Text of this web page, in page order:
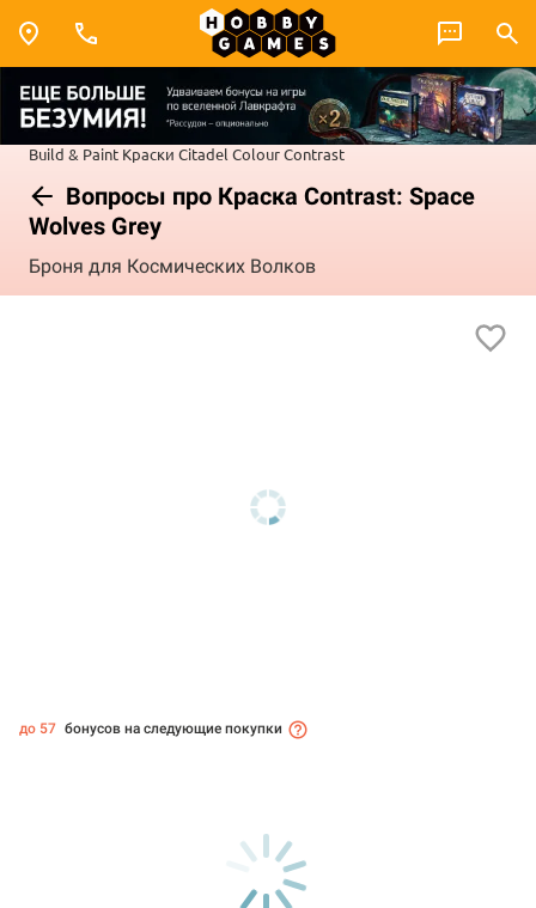
Build & Paint Краски Citadel ColourContrast
Вопросы про Краска Contrast: Space
Wolves Grey
Броня для Космических Волков
до 57 бонусов на следующие покупки